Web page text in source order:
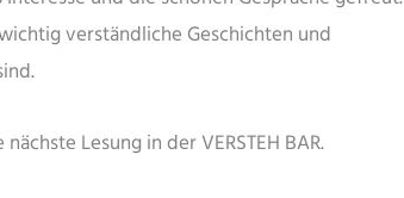
verständliche Geschichten und
Lesung in der VERSTEH BAR.